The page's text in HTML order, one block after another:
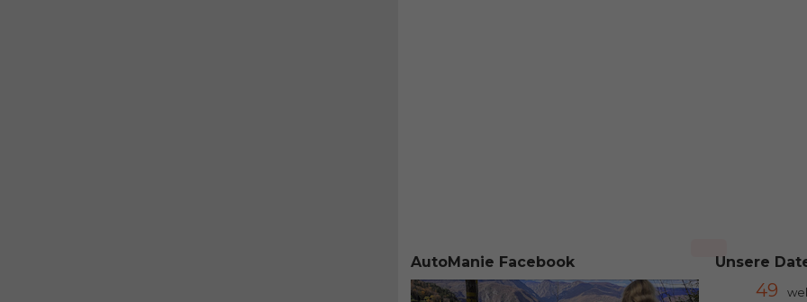
AutoManie Facebook Unsere
49